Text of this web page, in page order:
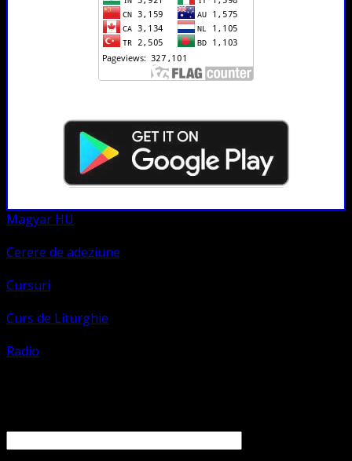
Magyar HU
Cerere de adeziune
Cursuri
Curs de Liturghie
Radio